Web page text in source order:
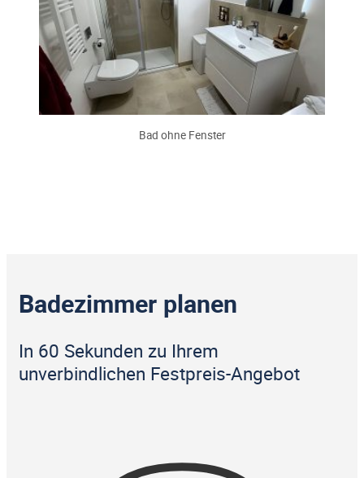
Bad ohne Fenster
Badezimmer planen
In 60 Sekunden zu Ihrem
unverbindlichen Festpreis-Angebot